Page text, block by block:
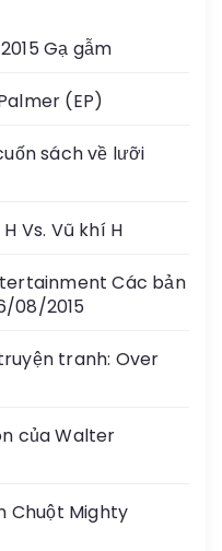
Gạ gẫm
(EP)
sách về lưỡi
Vs. Vũ khí H
Các bản
08/2015
tranh: Over
của Walter
Chuột Mighty